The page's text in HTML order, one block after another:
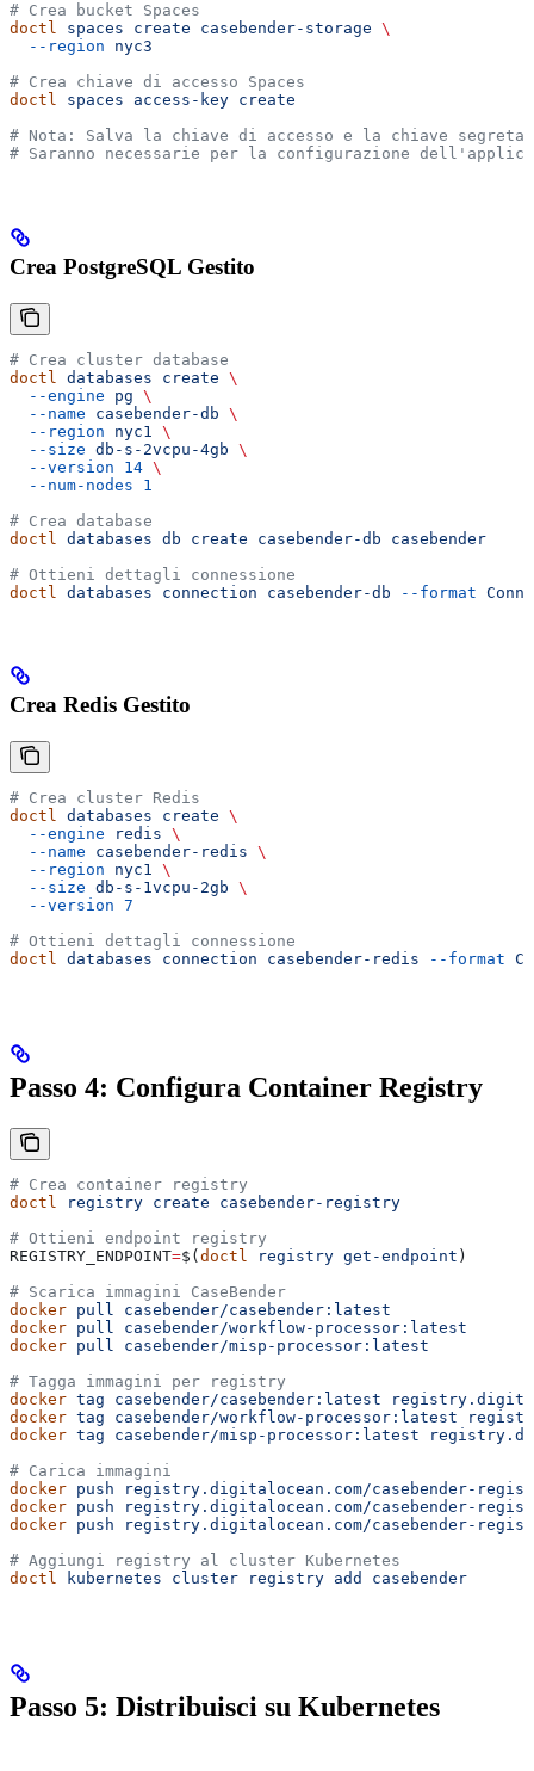
# Crea bucket Spaces
doctl spaces create casebender-storage \
  --region
nyc3
# Crea chiave di accesso Spaces
doctl spaces access-key create
# Nota: Salva la chiave di accesso e la chiave segreta
# Saranno necessarie per la configurazione
Crea PostgreSQL Gestito
# Crea cluster database
doctl
databases create \
  --engine
pg \
  --name
casebender-db \
  --region
nyc1
\
  --size
db-s-2vcpu-4gb \
  --version
14 \
  --num-nodes
1
# Crea database
doctl
databases db create casebender-db casebender
# Ottieni dettagli connessione
doctl
databases connection casebender-db --format
Crea Redis Gestito
# Crea cluster Redis
doctl databases create \
  --engine
redis \
  --name
casebender-redis \
  --region
nyc1 \
  --size
db-s-1vcpu-2gb \
  --version
7
# Ottieni dettagli connessione
doctl databases connection casebender-redis --format
Passo 4: Configura Container Registry
# Crea container registry
doctl registry create casebender-registry
# Ottieni endpoint registry
REGISTRY_ENDPOINT=$( doctl registry get-endpoint )
# Scarica immagini CaseBender
docker pull casebender/casebender:latest
docker pull casebender/workflow-processor:latest
docker pull casebender/misp-processor:latest
# Tagga immagini per registry
docker tag casebender/casebender:latest
docker tag casebender/workflow-processor:latest
docker tag casebender/misp-processor:latest
# Carica immagini
docker push registry.digitalocean.com/casebender-
docker push registry.digitalocean.com/casebender-
docker push registry.digitalocean.com/casebender-
# Aggiungi registry al cluster Kubernetes
doctl kubernetes cluster registry add casebender
Passo 5: Distribuisci su Kubernetes